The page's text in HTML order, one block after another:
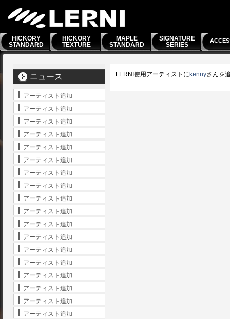
HICKORY
STANDARD
HICKORY
TEXTURE
MAPLE
STANDARD
SIGNATURE
SERIES
LERNI使用アーティストに kennyさんを
ニュース
アーティスト追加
アーティスト追加
アーティスト追加
アーティスト追加
アーティスト追加
アーティスト追加
アーティスト追加
アーティスト追加
アーティスト追加
アーティスト追加
アーティスト追加
アーティスト追加
アーティスト追加
アーティスト追加
アーティスト追加
アーティスト追加
アーティスト追加
アーティスト追加